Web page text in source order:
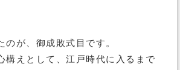
のが、御成敗式目です。
構えとして、江戸時代に入るまで